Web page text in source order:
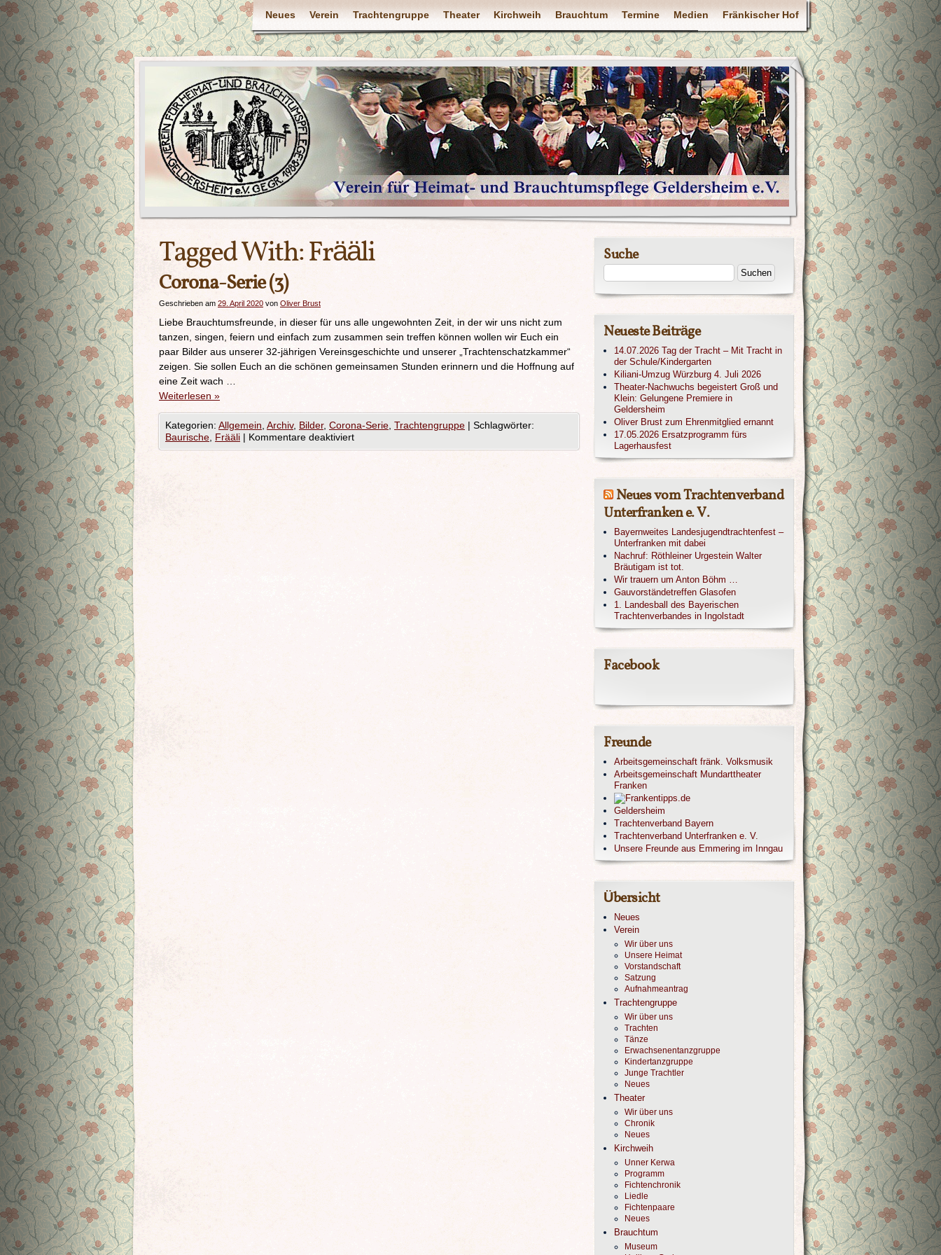
Neues Verein Trachtengruppe Theater Kirchweih Brauchtum Termine Medien Fränkischer Hof
Tagged With:Frääli
Corona-Serie (3)
Geschrieben am 29. April 2020 von Oliver Brust
Liebe Brauchtumsfreunde, in dieser für uns alle ungewohnten Zeit, in der wir uns nicht zum
tanzen, singen, feiern und einfach zum zusammen sein treffen können wollen wir Euch ein
paar Bilder aus unserer 32-jährigen Vereinsgeschichte und unserer „Trachtenschatzkammer“
zeigen. Sie sollen Euch an die schönen gemeinsamen Stunden erinnern und die Hoffnung auf
eine Zeit wach …
Weiterlesen »
Kategorien: Allgemein Archiv, Bilder, Corona-Serie Trachtengruppe | Schlagwörter:
Baurische Frääli | Kommentare deaktiviert
Suche
Neueste Beiträge
14.07.2026 Tag der Tracht – Mit Tracht in
der Schule/Kindergarten
Kiliani-Umzug Würzburg 4. Juli 2026
Theater-Nachwuchs begeistert Groß und
Klein: Gelungene Premiere in
Geldersheim
Oliver Brust zum Ehrenmitglied ernannt
17.05.2026 Ersatzprogramm fürs
Lagerhausfest
Neues vom Trachtenverband
Unterfranken e. V.
Bayernweites Landesjugendtrachtenfest –
Unterfranken mit dabei
Nachruf: Röthleiner Urgestein Walter
Bräutigam ist tot.
Wir trauern um Anton Böhm …
Gauvorständetreffen Glasofen
1. Landesball des Bayerischen
Trachtenverbandes in Ingolstadt
Facebook
Freunde
Arbeitsgemeinschaft fränk. Volksmusik
Arbeitsgemeinschaft Mundarttheater
Franken
Geldersheim
Trachtenverband Bayern
Trachtenverband Unterfranken e. V.
Unsere Freunde aus Emmering im Inngau
Übersicht
Neues
Verein
Wir über uns
Unsere Heimat
Vorstandschaft
Satzung
Aufnahmeantrag
Trachtengruppe
Wir über uns
Trachten
Tänze
Erwachsenentanzgruppe
Kindertanzgruppe
Junge Trachtler
Neues
Theater
Wir über uns
Chronik
Neues
Kirchweih
Unner Kerwa
Programm
Fichtenchronik
Liedle
Fichtenpaare
Neues
Brauchtum
Museum